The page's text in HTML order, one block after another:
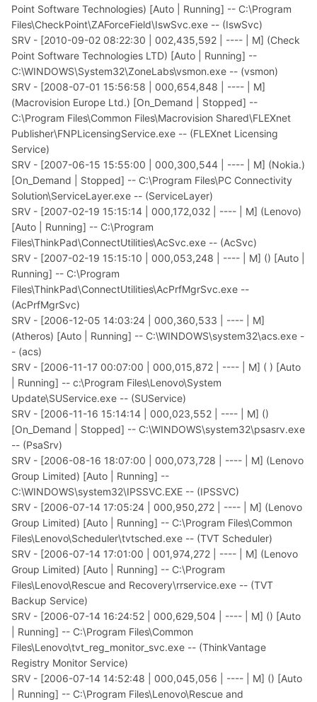
Point Software Technologies) [Auto | Running] -- C:\Program
Files\CheckPoint\ZAForceField\IswSvc.exe -- (IswSvc)
SRV - [2010-09-02 08:22:30 | 002,435,592 | ---- | M] (Check
Point Software Technologies LTD) [Auto | Running] --
C:\WINDOWS\System32\ZoneLabs\vsmon.exe -- (vsmon)
SRV - [2008-07-01 15:56:58 | 000,654,848 | ---- | M]
(Macrovision Europe Ltd.) [On_Demand | Stopped] --
C:\Program Files\Common Files\Macrovision Shared\FLEXnet
Publisher\FNPLicensingService.exe -- (FLEXnet Licensing
Service)
SRV - [2007-06-15 15:55:00 | 000,300,544 | ---- | M] (Nokia.)
[On_Demand | Stopped] -- C:\Program Files\PC Connectivity
Solution\ServiceLayer.exe -- (ServiceLayer)
SRV - [2007-02-19 15:15:14 | 000,172,032 | ---- | M] (Lenovo)
[Auto | Running] -- C:\Program
Files\ThinkPad\ConnectUtilities\AcSvc.exe -- (AcSvc)
SRV - [2007-02-19 15:15:10 | 000,053,248 | ---- | M] () [Auto |
Running] -- C:\Program
Files\ThinkPad\ConnectUtilities\AcPrfMgrSvc.exe --
(AcPrfMgrSvc)
SRV - [2006-12-05 14:03:24 | 000,360,533 | ---- | M]
(Atheros) [Auto | Running] -- C:\WINDOWS\system32\acs.exe -
- (acs)
SRV - [2006-11-17 00:07:00 | 000,015,872 | ---- | M] ( ) [Auto
| Running] -- c:\Program Files\Lenovo\System
Update\SUService.exe -- (SUService)
SRV - [2006-11-16 15:14:14 | 000,023,552 | ---- | M] ()
[On_Demand | Stopped] -- C:\WINDOWS\system32\psasrv.exe
-- (PsaSrv)
SRV - [2006-08-16 18:07:00 | 000,073,728 | ---- | M] (Lenovo
Group Limited) [Auto | Running] --
C:\WINDOWS\system32\IPSSVC.EXE -- (IPSSVC)
SRV - [2006-07-14 17:05:24 | 000,950,272 | ---- | M] (Lenovo
Group Limited) [Auto | Running] -- C:\Program Files\Common
Files\Lenovo\Scheduler\tvtsched.exe -- (TVT Scheduler)
SRV - [2006-07-14 17:01:00 | 001,974,272 | ---- | M] (Lenovo
Group Limited) [Auto | Running] -- C:\Program
Files\Lenovo\Rescue and Recovery\rrservice.exe -- (TVT
Backup Service)
SRV - [2006-07-14 16:24:52 | 000,629,504 | ---- | M] () [Auto
| Running] -- C:\Program Files\Common
Files\Lenovo\tvt_reg_monitor_svc.exe -- (ThinkVantage
Registry Monitor Service)
SRV - [2006-07-14 14:52:48 | 000,045,056 | ---- | M] () [Auto
| Running] -- C:\Program Files\Lenovo\Rescue and